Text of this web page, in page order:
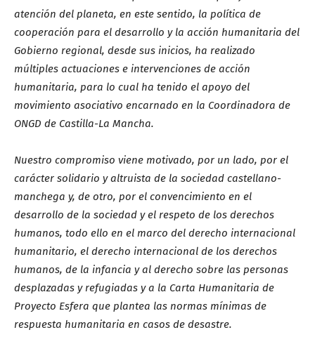
atención del planeta, en este sentido, la política de
cooperación para el desarrollo y la acción humanitaria del
Gobierno regional, desde sus inicios, ha realizado
múltiples actuaciones e intervenciones de acción
humanitaria, para lo cual ha tenido el apoyo del
movimiento asociativo encarnado en la Coordinadora de
ONGD de Castilla-La Mancha.
Nuestro compromiso viene motivado, por un lado, por el
carácter solidario y altruista de la sociedad castellano-
manchega y, de otro, por el convencimiento en el
desarrollo de la sociedad y el respeto de los derechos
humanos, todo ello en el marco del derecho internacional
humanitario, el derecho internacional de los derechos
humanos, de la infancia y al derecho sobre las personas
desplazadas y refugiadas y a la Carta Humanitaria de
Proyecto Esfera que plantea las normas mínimas de
respuesta humanitaria en casos de desastre.